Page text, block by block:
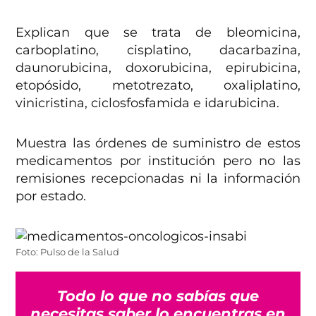
Explican que se trata de bleomicina,
carboplatino, cisplatino, dacarbazina,
daunorubicina, doxorubicina, epirubicina,
etopósido, metotrezato, oxaliplatino,
vinicristina, ciclosfosfamida e idarubicina.
Muestra las órdenes de suministro de estos
medicamentos por institución pero no las
remisiones recepcionadas ni la información
por estado.
Foto: Pulso de la Salud
Todo lo que no sabías que